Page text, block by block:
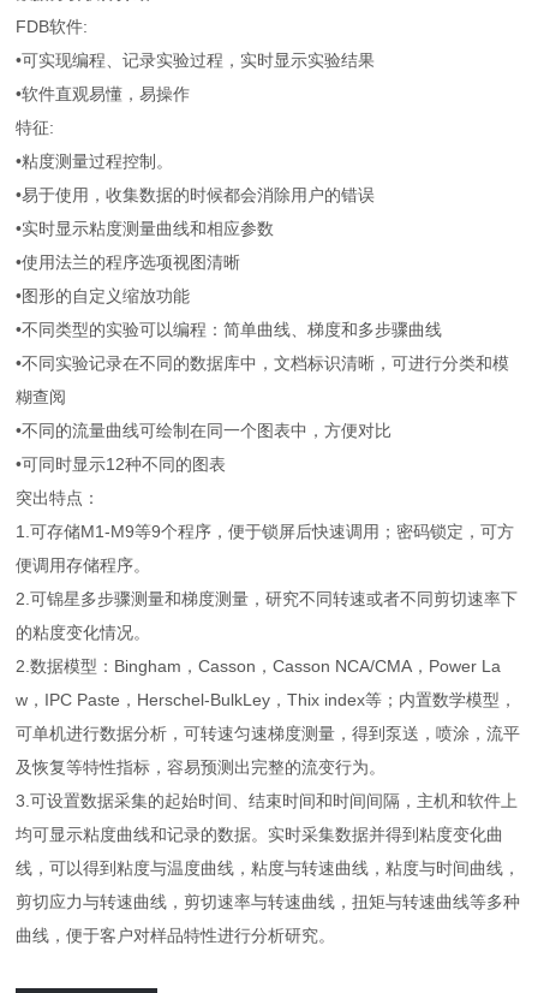
FDB软件:
•可实现编程、记录实验过程，实时显示实验结果
•软件直观易懂，易操作
特征:
•粘度测量过程控制。
•易于使用，收集数据的时候都会消除用户的错误
•实时显示粘度测量曲线和相应参数
•使用法兰的程序选项视图清晰
•图形的自定义缩放功能
•不同类型的实验可以编程：简单曲线、梯度和多步骤曲线
•不同实验记录在不同的数据库中，文档标识清晰，可进行分类和模
糊查阅
•不同的流量曲线可绘制在同一个图表中，方便对比
•可同时显示12种不同的图表
突出特点：
1.可存储M1-M9等9个程序，便于锁屏后快速调用；密码锁定，可方
便调用存储程序。
2.可锦星多步骤测量和梯度测量，研究不同转速或者不同剪切速率下
的粘度变化情况。
2.数据模型：Bingham，Casson，Casson NCA/CMA，Power La
w，IPC Paste，Herschel-BulkLey，Thix index等；内置数学模型，
可单机进行数据分析，可转速匀速梯度测量，得到泵送，喷涂，流平
及恢复等特性指标，容易预测出完整的流变行为。
3.可设置数据采集的起始时间、结束时间和时间间隔，主机和软件上
均可显示粘度曲线和记录的数据。实时采集数据并得到粘度变化曲
线，可以得到粘度与温度曲线，粘度与转速曲线，粘度与时间曲线，
剪切应力与转速曲线，剪切速率与转速曲线，扭矩与转速曲线等多种
曲线，便于客户对样品特性进行分析研究。